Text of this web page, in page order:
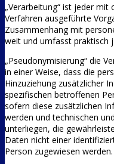
„Verarbeitung“ ist jeder
Verfahren ausgeführte
Zusammenhang mit
weit und umfasst praktisch
„Pseudonymisierung“ die
in einer Weise, dass die
Hinzuziehung zusätzlicher
spezifischen betroffenen
sofern diese zusätzlichen
werden und technischen
unterliegen, die
Daten nicht einer
Person zugewiesen werden.